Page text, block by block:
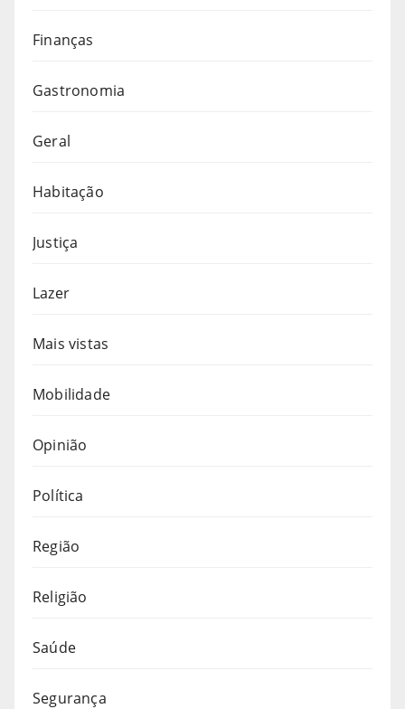
Finanças
Gastronomia
Geral
Habitação
Justiça
Lazer
Mais vistas
Mobilidade
Opinião
Política
Região
Religião
Saúde
Segurança